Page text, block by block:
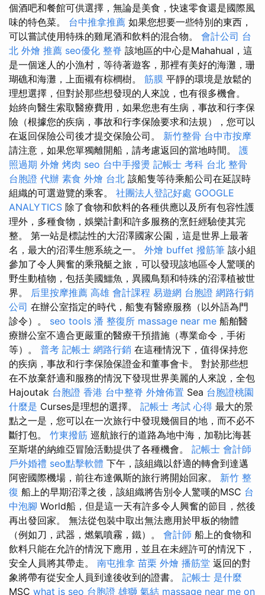
個酒吧和餐館可供選擇，無論是美食，快速零食還是國際風
味的特色菜。 台中推拿推薦 如果您想要一些特別的東西，
可以嘗試使用特殊的雞尾酒和飲料的混合物。 會計公司 台
北 外燴 推薦 seo優化 整脊 該地區的中心是Mahahual，這
是一個迷人的小漁村，等待著遊客，那裡有美好的海灘，珊
瑚礁和海灘，上面襯有棕櫚樹。 筋膜 平靜的環境是放鬆的
理想選擇，但對於那些想發現的人來說，也有很多機會。
始終向醫生索取醫療費用，如果您患有生病，事故和行李保
險（根據您的疾病，事故和行李保險要求和法規），您可以
在返回保險公司後才提交保險公司。 新竹整骨 台中市按摩
請注意，如果您單獨離開船，請考慮返回的當地時間。 護
照過期 外燴 烤肉 seo 台中手撥燙 記帳士 考科 台北 整骨
台胞證 代辦 素食 外燴 台北 該船隻等待乘船公司在延誤時
組織的可選遊覽的乘客。 社團法人登記好處 GOOGLE
ANALYTICS 除了食物和飲料的各種供應以及所有包容性護
理外，多種食物，娛樂計劃和許多服務的烹飪經驗使其完
整。 第一站是標誌性的大沼澤國家公園，這是世界上最著
名，最大的沼澤生態系統之一。 外燴 buffet 撥筋筆 該小組
參加了令人興奮的乘飛艇之旅，可以發現該地區令人驚嘆的
野生動植物，包括美國鱷魚，異國鳥類和特殊的沼澤植被世
界。 后里按摩推薦 高雄 會計課程 易遊網 台胞證 網路行銷
公司 在辦公室指定的時代，船隻有醫療服務（以外語為門
診令）。 seo tools 潘 整復所 massage near me 船舶醫
療辦公室不適合更嚴重的醫療干預措施（專業命令，手術
等）。 普考 記帳士 網路行銷 在這種情況下，值得保持您
的疾病，事故和行李保險保證金和董事會卡。 對於那些想
在不放棄舒適和服務的情況下發現世界美麗的人來說，全包
Hajoutak 台胞證 香港 台中整脊 外燴佈置 Sea 台胞證桃園
什麼是 Curses是理想的選擇。 記帳士 考試 心得 最大的景
點之一是，您可以在一次旅行中發現幾個目的地，而不必不
斷打包。 竹東撥筋 巡航旅行的道路為地中海，加勒比海甚
至斯堪的納維亞冒險活動提供了各種機會。 記帳士 會計師
戶外婚禮 seo點擊軟體 下午，該組織以舒適的轉會到達邁
阿密國際機場，前往布達佩斯的旅行將開始回家。 新竹 整
復 船上的早期沼澤之後，該組織將告別令人驚嘆的MSC 台
中泡腳 World船，但是這一天有許多令人興奮的節目，然後
再出發回家。 無法從包裝中取出無法應用於甲板的物體
（例如刀，武器，燃氣噴霧，鐵）。 會計師 船上的食物和
飲料只能在允許的情況下應用，並且在未經許可的情況下，
安全人員將其帶走。 南屯推拿 苗栗 外燴 播筋堂 返回的對
象將帶有從安全人員到達後收到的證書。 記帳士 是什麼
MSC what is seo 台胞證 雄獅 氣結 massage near me on